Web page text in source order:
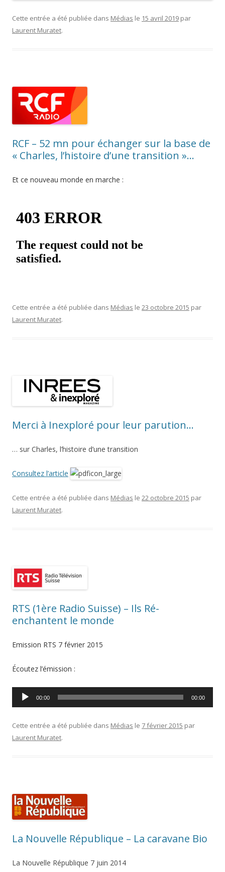
Cette entrée a été publiée dans Médias le 15 avril 2019 par
Laurent Muratet.
RCF – 52 mn pour échanger sur la base de
« Charles, l’histoire d’une transition »…
Et ce nouveau monde en marche :
Cette entrée a été publiée dans Médias le 23 octobre 2015 par
Laurent Muratet.
Merci à Inexploré pour leur parution…
… sur Charles, l’histoire d’une transition
Consultez l’article
Cette entrée a été publiée dans Médias le 22 octobre 2015 par
Laurent Muratet.
RTS (1ère Radio Suisse) – Ils Ré-
enchantent le monde
Emission RTS 7 février 2015
Écoutez l’émission :
Lecteur
00:00 00:00
Cette entrée a été publiée dans Médias le 7 février 2015 par
Laurent Muratet.
La Nouvelle République – La caravane Bio
La Nouvelle République 7 juin 2014